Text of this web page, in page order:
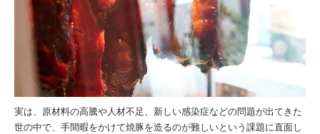
実は、原材料の高騰や人材不足、新しい感染症などの問題が出てきた
世の中で、手間暇をかけて焼豚を造るのが難しいという課題に直面し